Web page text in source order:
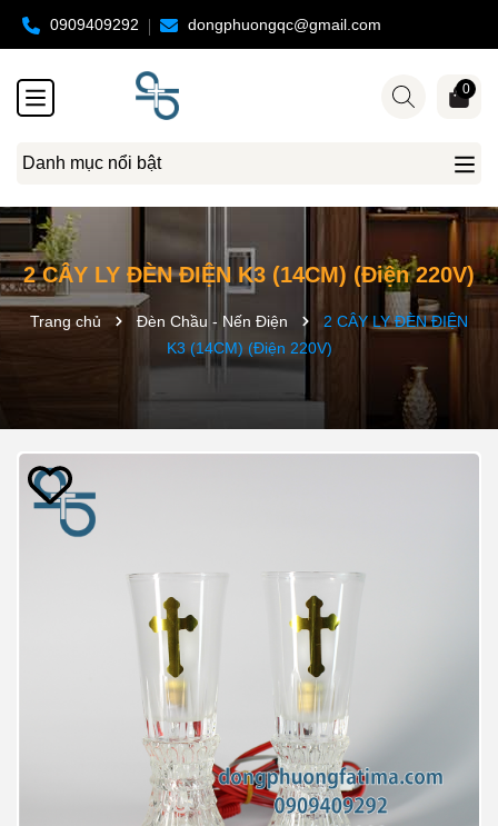
0909409292 dongphuongqc@gmail.com
Danh mục nổi bật
0
2 CÂY LY ĐÈN ĐIỆN K3 (14CM) (Điện 220V)
Trang chủ Đèn Chầu - Nến Điện
2 CÂY LY ĐÈN ĐIỆN
K3 (14CM) (Điện 220V)